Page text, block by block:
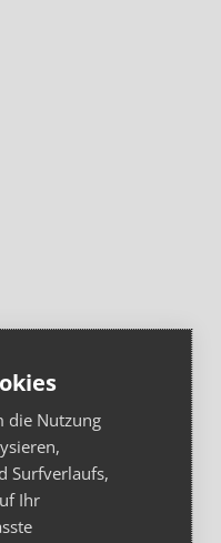
die Nutzung
Surfverlaufs,
Ihr